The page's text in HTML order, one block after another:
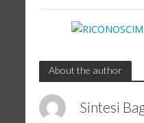
About the author
Sintesi